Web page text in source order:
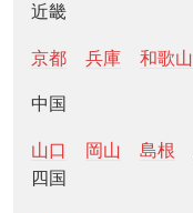
近畿
京都 兵庫 和歌山
中国
山口 岡山 島根
四国